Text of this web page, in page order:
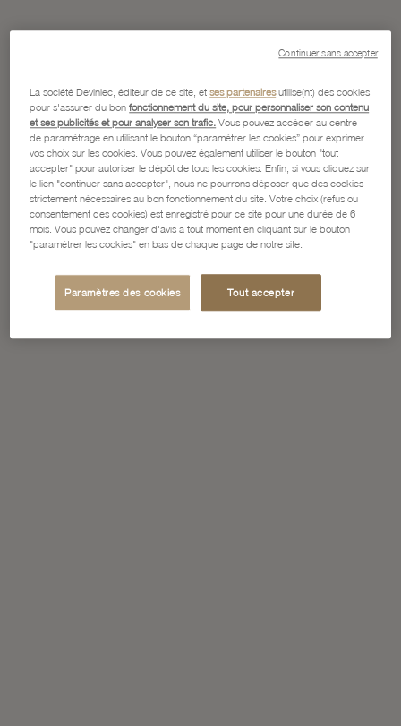
La société Devinlec, éditeur de ce site, etses partenairesutilise(nt) des cookies
pour s'assurer du bonfonctionnement du site, pour personnaliser son contenu
et ses publicités et pour analyser son trafic. Vous pouvez accéder au centre
de paramétrage en utilisant le bouton “paramétrer les cookies” pour exprimer
vos choix sur les cookies. Vous pouvez également utiliser le bouton "tout
accepter" pour autoriser le dépôt de tous les cookies. Enfin, si vous cliquez sur
le lien "continuer sans accepter", nous ne pourrons déposer que des cookies
strictement nécessaires au bon fonctionnement du site. Votre choix (refus ou
consentement des cookies) est enregistré pour ce site pour une durée de 6
mois. Vous pouvez changer d'avis à tout moment en cliquant sur le bouton
"paramétrer les cookies" en bas de chaque page de notre site.
Paramètres des cookies Tout accepter
Continuer sans accepter